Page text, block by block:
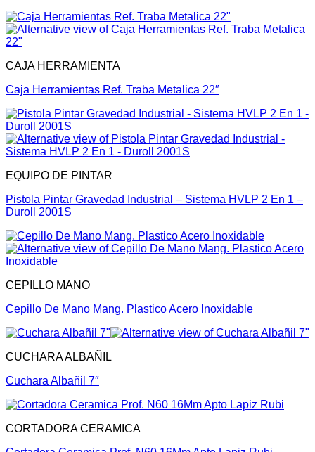
CAJA HERRAMIENTA
Caja Herramientas Ref. Traba Metalica 22″
EQUIPO DE PINTAR
Pistola Pintar Gravedad Industrial – Sistema HVLP 2 En 1 –
Duroll 2001S
CEPILLO MANO
Cepillo De Mano Mang. Plastico Acero Inoxidable
CUCHARA ALBAÑIL
Cuchara Albañil 7″
CORTADORA CERAMICA